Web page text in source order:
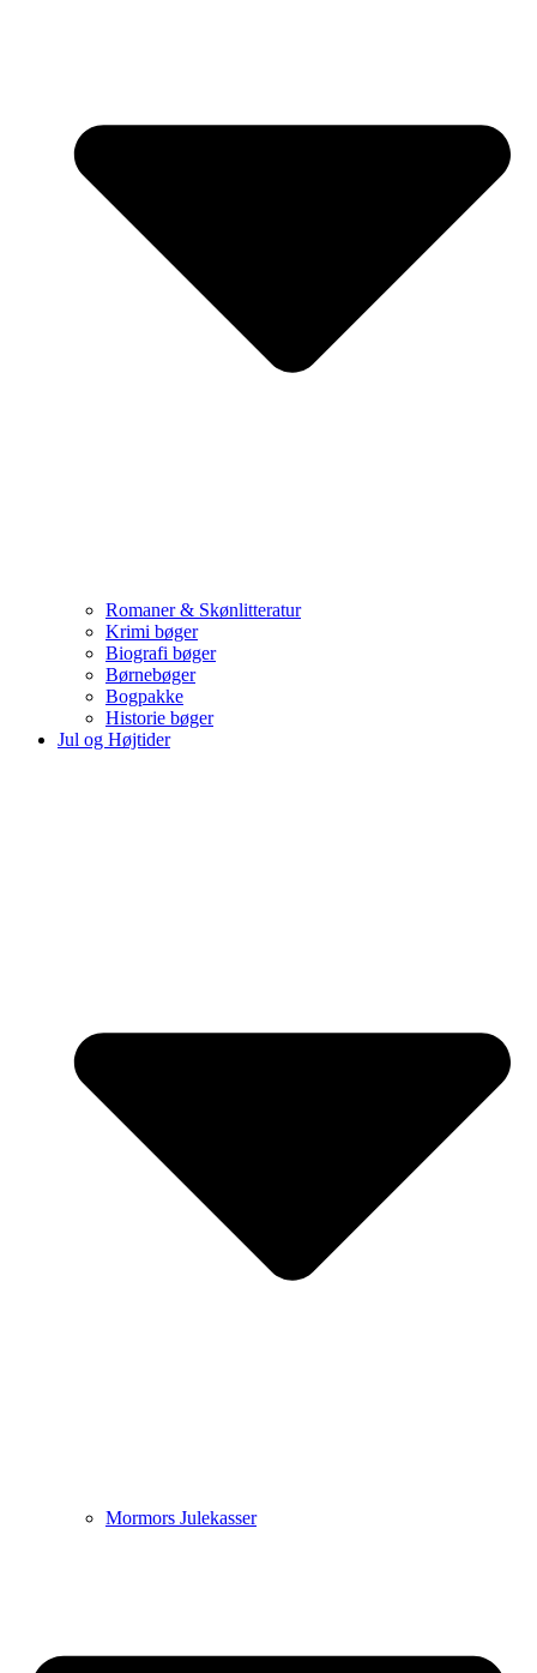
Romaner & Skønlitteratur
Krimi bøger
Biografi bøger
Børnebøger
Bogpakke
Historie bøger
Jul og Højtider
Mormors Julekasser